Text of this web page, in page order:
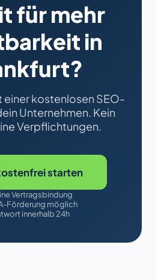
für mehr
in
einer kostenlosen SEO-
Unternehmen. Kein
Verpflichtungen.
starten
Vertragsbindung
Förderung möglich
innerhalb 24h